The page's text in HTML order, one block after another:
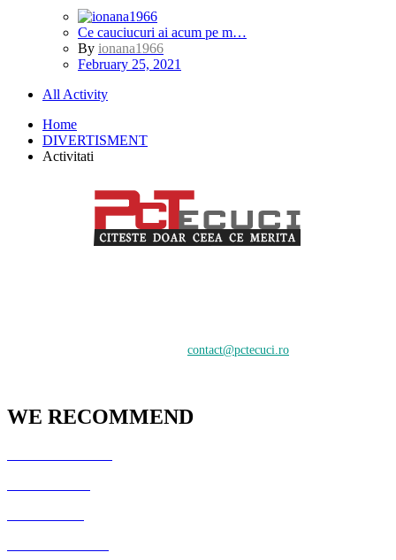
Ce cauciucuri ai acum pe m…
By ionana1966
February 25, 2021
All Activity
Home
DIVERTISMENT
Activitati
contact@pctecuci.ro
WE RECOMMEND